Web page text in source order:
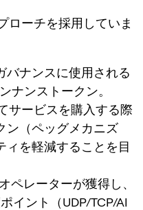
ローチを採用していま
ナンスに使用される
ナンストークン。
サービスを購入する際
ン（ペッグメカニズ
ィを軽減することを目
ペレーターが獲得し、
イント（UDP/TCP/AI